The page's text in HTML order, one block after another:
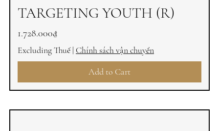
TARGETING YOUTH (R)
Price
1.728.000₫
Excluding Thuế| Chính sách vận chuyển
Add to Cart